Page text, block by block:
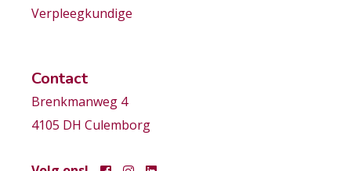
Verpleegkundige
Contact
Brenkmanweg 4
4105 DH Culemborg